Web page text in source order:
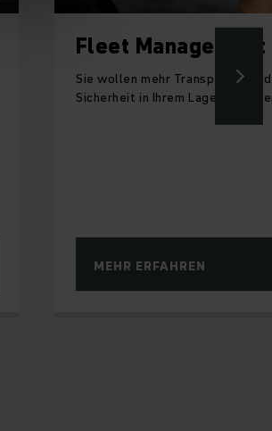
Ladetechnik
Aktives
Lastmanagement
Lastmanagement für Lithium-
MEHR ERFAHREN